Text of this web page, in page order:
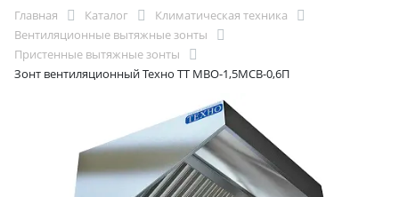
Главная Каталог
Климатическая техника
Вентиляционные вытяжные зонты
Пристенные вытяжные зонты
Зонт вентиляционный Техно ТТ МВО-1,5МСВ-0,6П